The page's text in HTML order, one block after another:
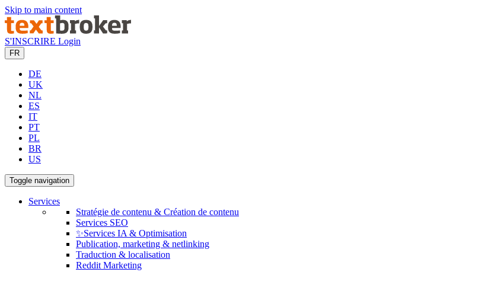
Skip to main content
S'INSCRIRE Login
FR
DE
UK
NL
ES
IT
PT
PL
BR
US
Toggle navigation
Services
Stratégie de contenu & Création de contenu
Services SEO
✨Services IA & Optimisation
Publication, marketing & netlinking
Traduction & localisation
Reddit Marketing